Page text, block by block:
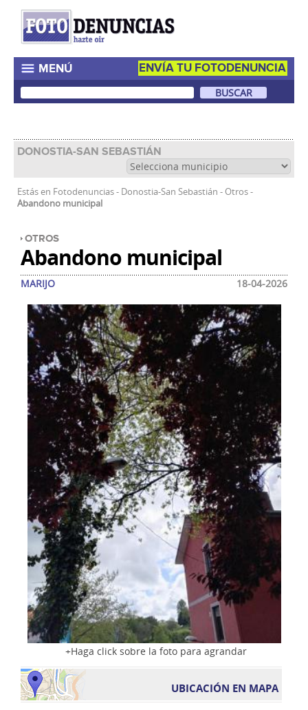
ENVÍA TU FOTODENUNCIA
MENÚ
DONOSTIA-SAN SEBASTIÁN
Estás en Fotodenuncias- Donostia-San Sebastián - Otros-
Abandono municipal
OTROS
Abandono municipal
Haga click sobre la foto para agrandar
UBICACIÓN EN MAPA
MARIJO 18-04-2026